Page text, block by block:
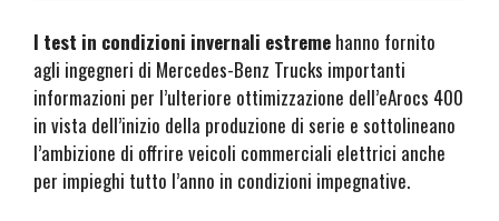
I test in condizioni invernali estreme hanno fornito
agli ingegneri di Mercedes-Benz Trucks importanti
informazioni per l’ulteriore ottimizzazione dell’eArocs 400
in vista dell’inizio della produzione di serie e sottolineano
l’ambizione di offrire veicoli commerciali elettrici anche
per impieghi tutto l’anno in condizioni impegnative.